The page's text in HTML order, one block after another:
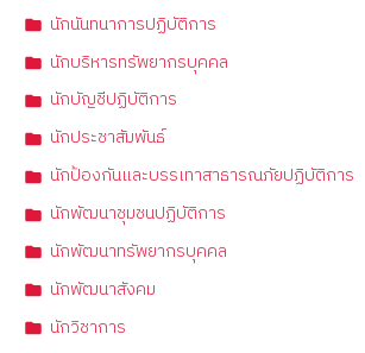
นักนันทนาการปฏิบัติการ
นักบริหารทรัพยากรบุคคล
นักบัญชีปฏิบัติการ
นักประชาสัมพันธ์
นักป้องกันและบรรเทาสาธารณภัยปฏิบัติการ
นักพัฒนาชุมชนปฏิบัติการ
นักพัฒนาทรัพยากรบุคคล
นักพัฒนาสังคม
นักวิชาการ